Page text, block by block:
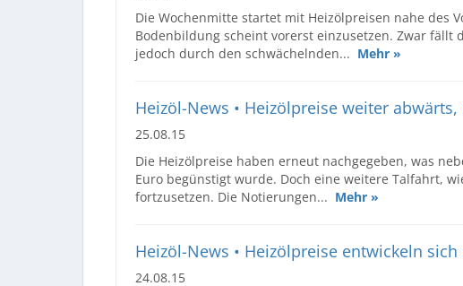
Die Wochenmitte startet mit Heizölpreisen nahe des
Bodenbildung scheint vorerst einzusetzen. Zwar fällt
jedoch durch den schwächelnden... Mehr »
Heizöl-News • Heizölpreise weiter
25.08.15
Die Heizölpreise haben erneut nachgegeben, was
Euro begünstigt wurde. Doch eine weitere Talfahrt,
fortzusetzen. Die Notierungen... Mehr »
Heizöl-News • Heizölpreise entwickeln
24.08.15